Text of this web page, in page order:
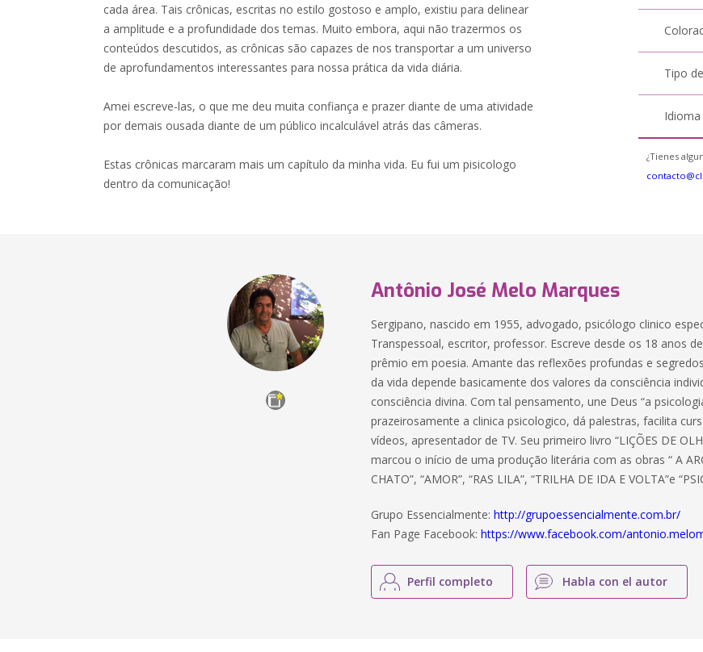
cada área. Tais crônicas, escritas no estilo gostoso e amplo, existiu para delinear
a amplitude e a profundidade dos temas. Muito embora, aqui não trazermos os
conteúdos descutidos, as crônicas são capazes de nos transportar a um universo
de aprofundamentos interessantes para nossa prática da vida diária.
Amei escreve-las, o que me deu muita confiança e prazer diante de uma atividade
por demais ousada diante de um público incalculável atrás das câmeras.
Estas crônicas marcaram mais um capítulo da minha vida. Eu fui um pisicologo
dentro da comunicação!
Tipo
Idioma
¿Tienes
Antônio José Melo Marques
Sergipano, nascido em 1955, advogado, psicólogo clinico
Transpessoal, escritor, professor. Escreve desde os 18 anos
prêmio em poesia. Amante das reflexões profundas e
da vida depende basicamente dos valores da consciência
consciência divina. Com tal pensamento, une Deus “a
prazeirosamente a clinica psicologico, dá palestras, facilita
vídeos, apresentador de TV. Seu primeiro livro “LIÇÕES DE
marcou o início de uma produção literária com as obras “ A
CHATO”, “AMOR”, “RAS LILA”, “TRILHA DE IDA E VOLTA”e
Grupo Essencialmente:http://grupoessencialmente.com.br/
Fan Page Facebook:https://www.facebook.com/
Perfil completo Habla con el autor